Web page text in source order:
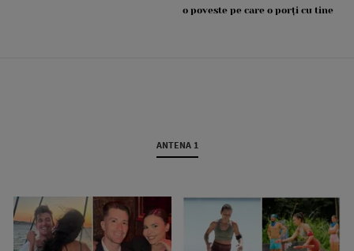
o poveste pe care o porți cu tine
ANTENA 1